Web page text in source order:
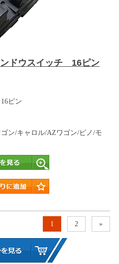
ンドウスイッチ 16ピン
ピン
ン/キャロル/AZワゴン/ピノ/モ
1 2 »